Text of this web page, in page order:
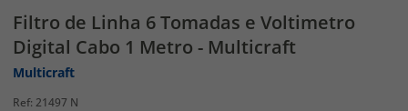
Filtro de Linha 6 Tomadas e Voltimetro
Digital Cabo 1 Metro - Multicraft
Multicraft
21497 N